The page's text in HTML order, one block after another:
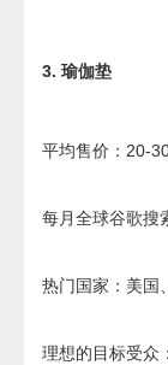
3. 瑜伽垫
平均售价：20-
每月全球谷歌搜
热门国家：美国
理想的目标受众